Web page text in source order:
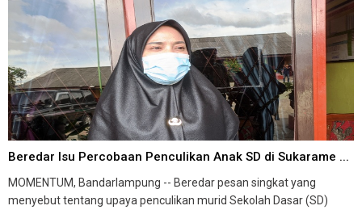
Beredar Isu Percobaan Penculikan Anak SD di Sukarame ...
MOMENTUM, Bandarlampung -- Beredar pesan singkat yang
menyebut tentang upaya penculikan murid Sekolah Dasar (SD)